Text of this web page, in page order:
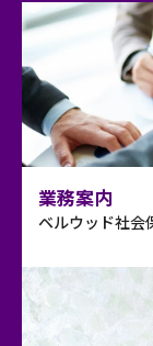
業務案内
ベルウッド社会